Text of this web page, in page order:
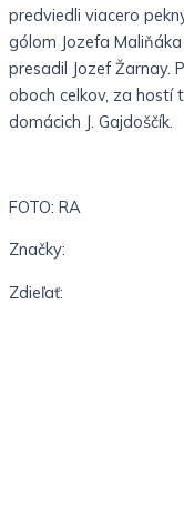
predviedli viacero
gólom Jozefa
presadil Jozef Žarnay.
oboch celkov, za hostí
domácich J. Gajdoščík.
FOTO: RA
Značky:
Zdieľať: